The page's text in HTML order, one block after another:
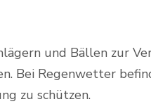
und Bällen zur
Bei Regenwetter
zu schützen.